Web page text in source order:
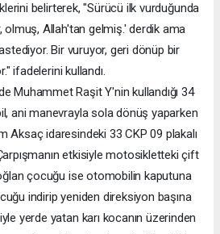
belirterek, "Sürücü ilk vurduğunda
olmuş, Allah'tan gelmiş.' derdik ama
Bir vuruyor, geri dönüp bir
ifadelerini kullandı.
Muhammet Raşit Y'nin kullandığı 34
ani manevrayla sola dönüş yaparken
Aksaç idaresindeki 33 CKP 09 plakalı
etkisiyle motosikletteki çift
çocuğu ise otomobilin kaputuna
indirip yeniden direksiyon başına
yerde yatan karı kocanın üzerinden